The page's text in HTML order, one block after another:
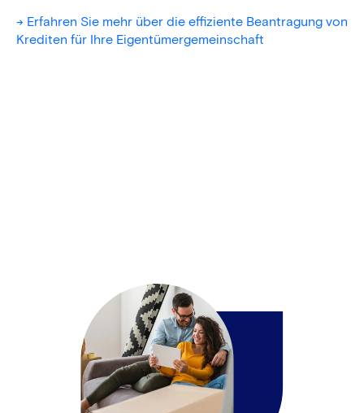
-> Erfahren Sie mehr über die effiziente Beantragung von
Krediten für Ihre Eigentümergemeinschaft